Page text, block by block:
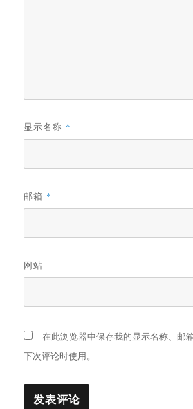
显示名称 *
邮箱 *
网站
在此浏览器中保存我的显示名称、邮
下次评论时使用。